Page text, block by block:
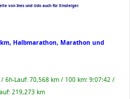
von Ines und Udo auch für Einsteiger.
Halbmarathon, Marathon und
6h-Lauf: 70,568 km / 100 km: 9:07:42 /
219,273 km